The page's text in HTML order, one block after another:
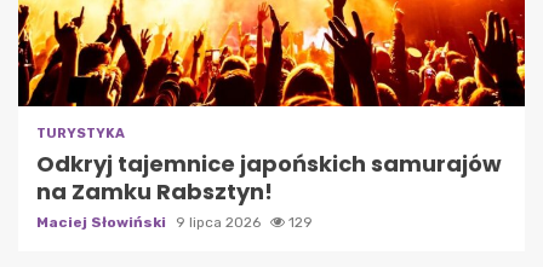
TURYSTYKA
Odkryj tajemnice japońskich samurajów
na Zamku Rabsztyn!
Maciej Słowiński 9 lipca 2026 129